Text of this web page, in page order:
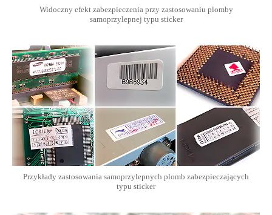
Widoczny efekt zabezpieczenia przy zastosowaniu plomby
samoprzylepnej typu sticker
Przykłady zastosowania samoprzylepnych plomb zabezpieczających
typu sticker